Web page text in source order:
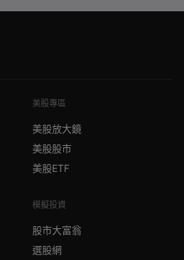
美股專區
美股放大鏡
美股股市
美股ETF
模擬投資
股市大富翁
選股網